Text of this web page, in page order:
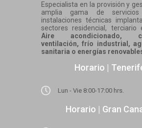
Especialista en la provisión y
amplia gama de
instalaciones técnicas
sectores residencial, terciario
Aire acondicionado,
ventilación, frío industrial,
sanitaria o energías
Horario |
Lun - Vie 8:00-17:00 hrs.
Horario | Gran